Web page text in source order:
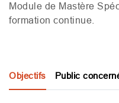
Module de Mastère
formation continue.
Objectifs Public